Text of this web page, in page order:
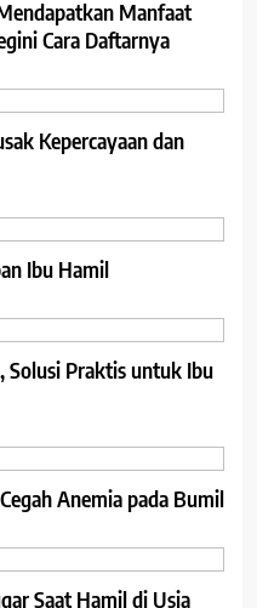
Manfaat
Cara Daftarnya
Kepercayaan dan
Ibu Hamil
Solusi Praktis untuk Ibu
Anemia pada Bumil
Saat Hamil di Usia